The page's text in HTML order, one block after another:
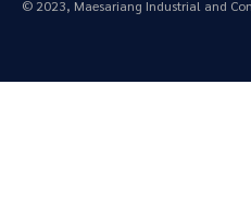
© 2023, Maesariang Industrial and